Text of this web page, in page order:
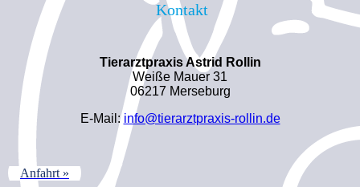
Kontakt
Tierarztpraxis Astrid Rollin
Weiße Mauer 31
06217 Merseburg
E-Mail: info@tierarztpraxis-rollin.de
Anfahrt »